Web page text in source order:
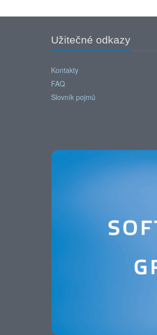
Užitečné odkazy
Kontakty
FAQ
Slovník pojmů